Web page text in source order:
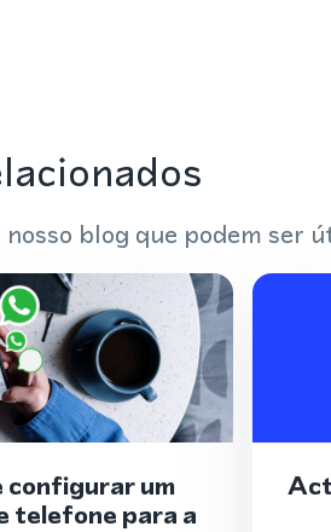
blog que podem ser
configurar um
telefone para a